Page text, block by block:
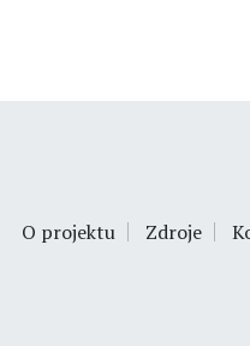
O projektu Zdroje